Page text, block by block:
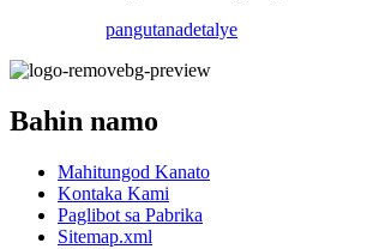
pangutanadetalye
Bahin namo
Mahitungod Kanato
Kontaka Kami
Paglibot sa Pabrika
Sitemap.xml